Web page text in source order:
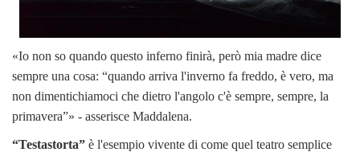
«Io non so quando questo inferno finirà, però mia madre dice
sempre una cosa: “quando arriva l'inverno fa freddo, è vero, ma
non dimentichiamoci che dietro l'angolo c'è sempre, sempre, la
primavera”» - asserisce Maddalena.
“Testastorta” è l'esempio vivente di come quel teatro semplice